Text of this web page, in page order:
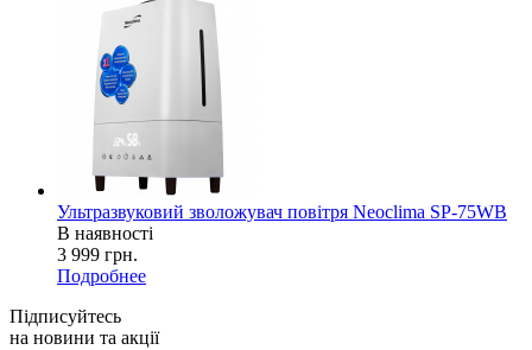
Ультразвуковий зволожувач повітря Neoclima SP-75WB
В наявності
3 999 грн.
Подробнее
Підписуйтесь
на новини та акції